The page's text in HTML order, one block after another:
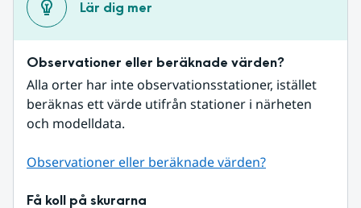
Lär dig mer
Observationer eller beräknade värden?
Alla orter har inte observationsstationer, istället
beräknas ett värde utifrån stationer i närheten
och modelldata.
Observationer eller beräknade värden?
Få koll på skurarna